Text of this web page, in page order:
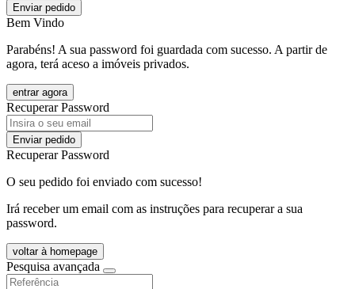
Enviar pedido
Bem Vindo
Parabéns! A sua password foi guardada com sucesso. A partir de
agora, terá aceso a imóveis privados.
entrar agora
Recuperar Password
Enviar pedido
Recuperar Password
O seu pedido foi enviado com sucesso!
Irá receber um email com as instruções para recuperar a sua
password.
voltar à homepage
Pesquisa avançada